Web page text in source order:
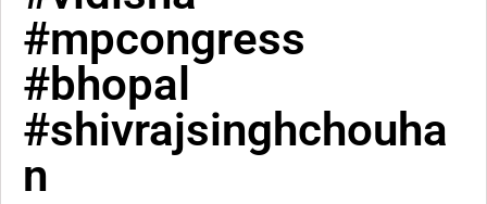
#mpcongress
#bhopal
#shivrajsinghchouha
n